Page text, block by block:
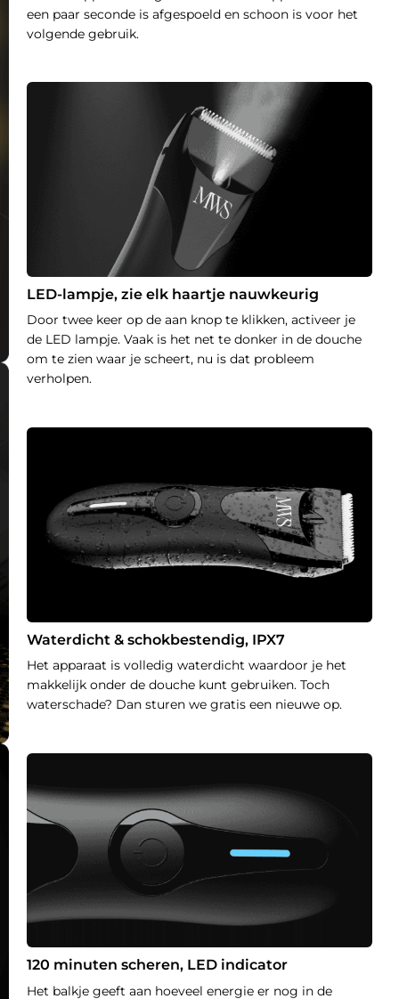
een paar seconde is afgespoeld en schoon is voor het
volgende gebruik.
LED-lampje, zie elk haartje nauwkeurig
Door twee keer op de aan knop te klikken, activeer je
de LED lampje. Vaak is het net te donker in de douche
om te zien waar je scheert, nu is dat probleem
verholpen.
Waterdicht & schokbestendig, IPX7
Het apparaat is volledig waterdicht waardoor je het
makkelijk onder de douche kunt gebruiken. Toch
waterschade? Dan sturen we gratis een nieuwe op.
120 minuten scheren, LED indicator
Het balkje geeft aan hoeveel energie er nog in de